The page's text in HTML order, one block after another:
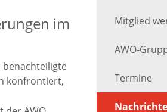
im
benachteiligte
konfrontiert,
Mitglied
AWO-
Termine